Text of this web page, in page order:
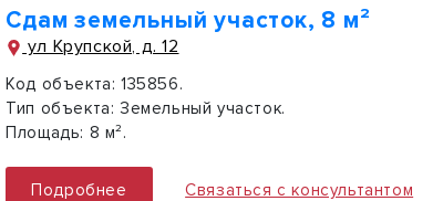
Сдам земельный участок, 8 м²
ул Крупской, д. 12
Код объекта: 135856.
Тип объекта: Земельный участок.
Площадь: 8 м².
Подробнее Связаться с консультантом